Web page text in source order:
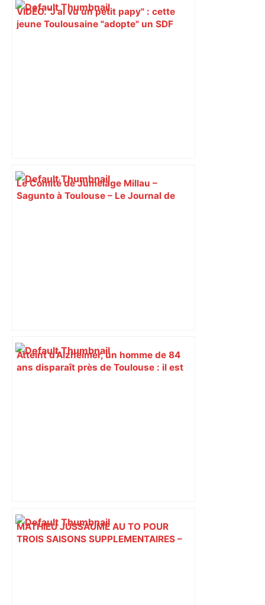
VIDÉO. "J’ai vu un petit papy" : cette
jeune Toulousaine "adopte" un SDF
Le Comité de Jumelage Millau –
Sagunto à Toulouse – Le Journal de
Atteint d'Alzheimer, un homme de 84
ans disparaît près de Toulouse : il est
MATHIEU JUSSAUME AU TO POUR
TROIS SAISONS SUPPLEMENTAIRES –